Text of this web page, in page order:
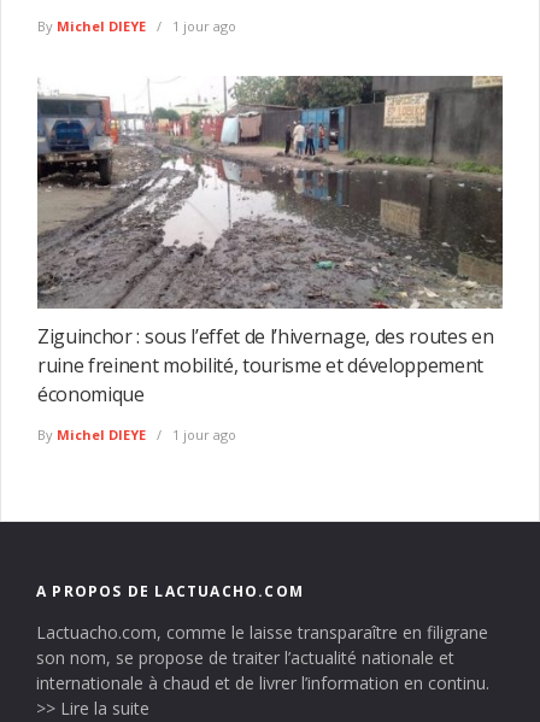
By Michel DIEYE 1 jour ago
Ziguinchor : sous l’effet de l’hivernage, des routes en
ruine freinent mobilité, tourisme et développement
économique
By Michel DIEYE 1 jour ago
A PROPOS DE LACTUACHO.COM
Lactuacho.com, comme le laisse transparaître en filigrane
son nom, se propose de traiter l’actualité nationale et
internationale à chaud et de livrer l’information en continu.
>> Lire la suite